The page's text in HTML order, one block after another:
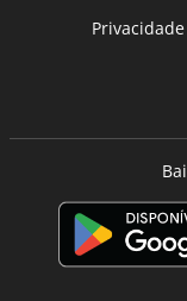
Privacidade